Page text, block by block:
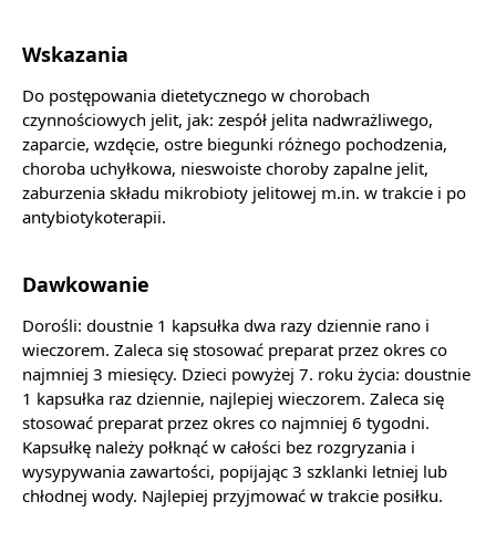
Wskazania
Do postępowania dietetycznego w chorobach
czynnościowych jelit, jak: zespół jelita nadwrażliwego,
zaparcie, wzdęcie, ostre biegunki różnego pochodzenia,
choroba uchyłkowa, nieswoiste choroby zapalne jelit,
zaburzenia składu mikrobioty jelitowej m.in. w trakcie i po
antybiotykoterapii.
Dawkowanie
Dorośli: doustnie 1 kapsułka dwa razy dziennie rano i
wieczorem. Zaleca się stosować preparat przez okres co
najmniej 3 miesięcy. Dzieci powyżej 7. roku życia: doustnie
1 kapsułka raz dziennie, najlepiej wieczorem. Zaleca się
stosować preparat przez okres co najmniej 6 tygodni.
Kapsułkę należy połknąć w całości bez rozgryzania i
wysypywania zawartości, popijając 3 szklanki letniej lub
chłodnej wody. Najlepiej przyjmować w trakcie posiłku.